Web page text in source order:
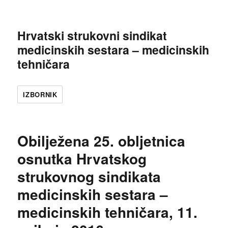
Hrvatski strukovni sindikat
medicinskih sestara – medicinskih
tehničara
IZBORNIK
Obilježena 25. obljetnica
osnutka Hrvatskog
strukovnog sindikata
medicinskih sestara –
medicinskih tehničara, 11.